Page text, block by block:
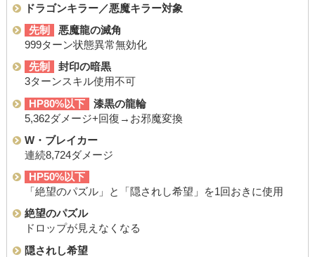
ドラゴンキラー／悪魔キラー対象
先制
悪魔龍の滅角
999ターン状態異常無効化
先制
封印の暗黒
3ターンスキル使用不可
HP80%以下
漆黒の龍輪
5,362ダメージ+回復→お邪魔変換
W・ブレイカー
連続8,724ダメージ
HP50%以下
「絶望のパズル」と「隠されし希望」を1回おきに使用
絶望のパズル
ドロップが見えなくなる
隠されし希望